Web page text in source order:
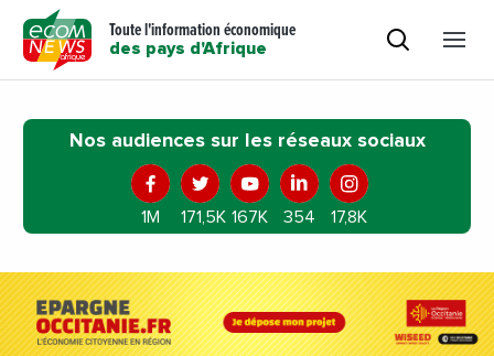
Toute l'information économique
des pays d'Afrique
Nos audiences sur les réseaux sociaux
1M 171,5K 167K 354 17,8K